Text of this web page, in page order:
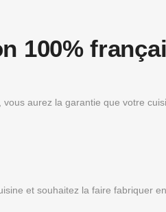
100%
aurez la garantie que votre
et souhaitez la faire fabriquer